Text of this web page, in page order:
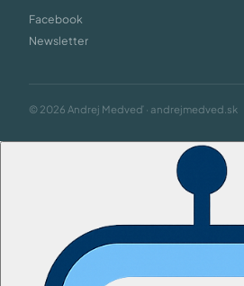
Facebook
Newsletter
© 2026 Andrej Medveď · andrejmedved.sk